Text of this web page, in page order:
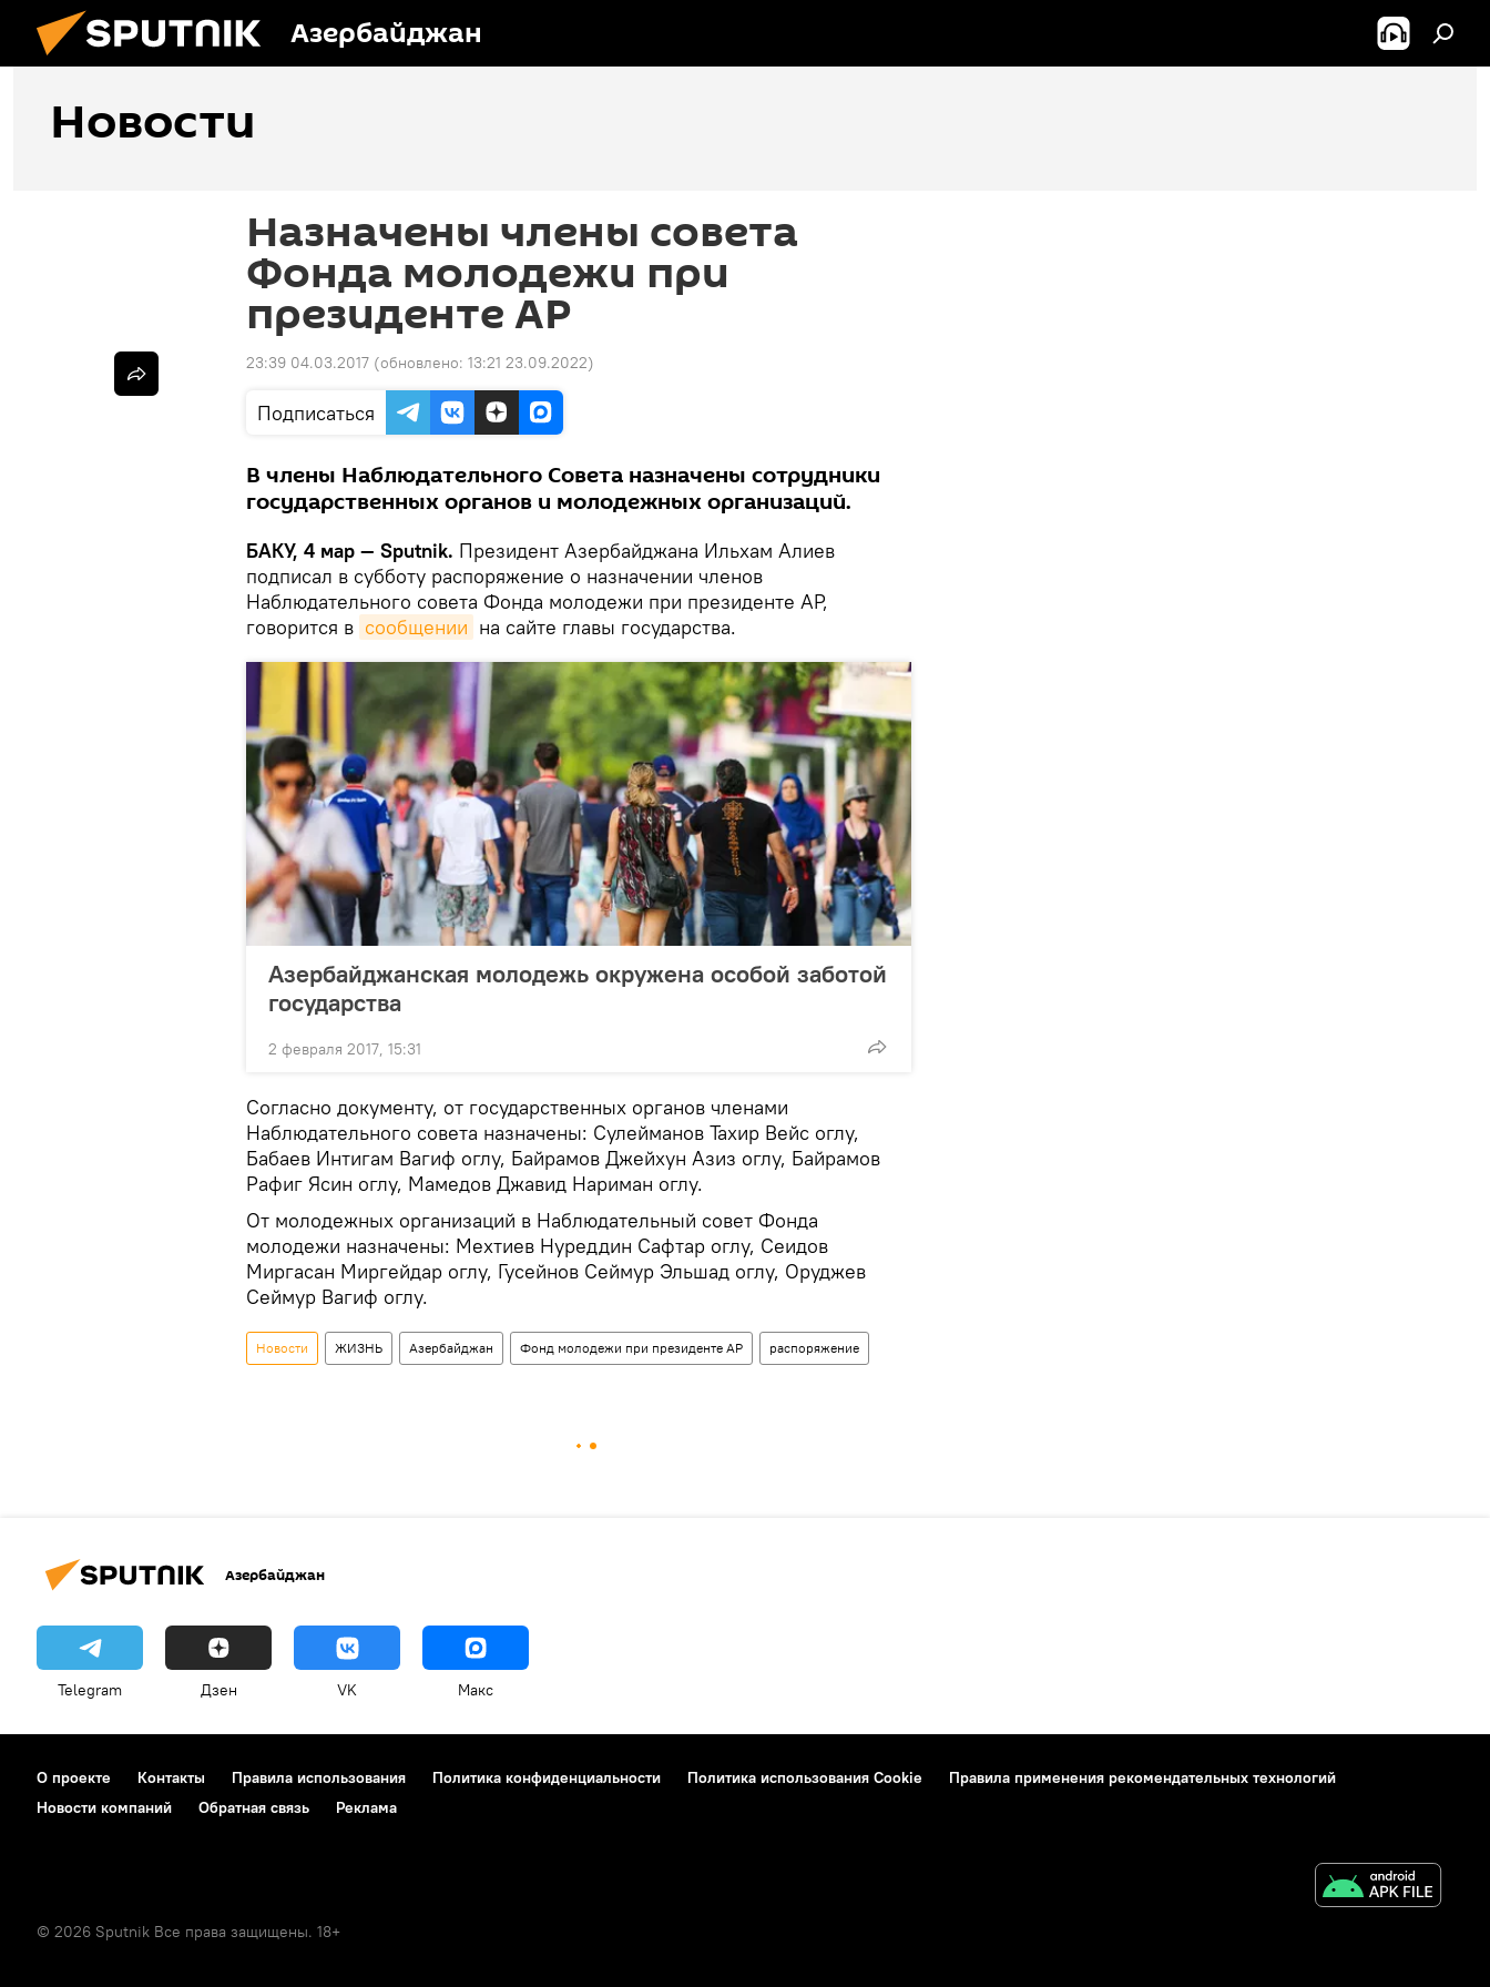
Азербайджан
Новости
Назначены члены совета
Фонда молодежи при
президенте АР
23:39 04.03.2017 (обновлено: 13:21 23.09.2022)
Подписаться
В члены Наблюдательного Совета назначены сотрудники
государственных органов и молодежных организаций.
БАКУ, 4 мар — Sputnik. Президент Азербайджана Ильхам Алиев
подписал в субботу распоряжение о назначении членов
Наблюдательного совета Фонда молодежи при президенте АР,
говорится в сообщении на сайте главы государства.
Азербайджанская молодежь окружена особой заботой
государства
2 февраля 2017, 15:31
Согласно документу, от государственных органов членами
Наблюдательного совета назначены: Сулейманов Тахир Вейс оглу,
Бабаев Интигам Вагиф оглу, Байрамов Джейхун Азиз оглу, Байрамов
Рафиг Ясин оглу, Мамедов Джавид Нариман оглу.
От молодежных организаций в Наблюдательный совет Фонда
молодежи назначены: Мехтиев Нуреддин Сафтар оглу, Сеидов
Миргасан Миргейдар оглу, Гусейнов Сеймур Эльшад оглу, Оруджев
Сеймур Вагиф оглу.
Новости ЖИЗНЬ Азербайджан Фонд молодежи при президенте АР распоряжение
Азербайджан
Telegram Дзен VK Макс
О проекте Контакты Правила использования Политика конфиденциальности Политика использования Cookie
Правила применения рекомендательных технологий
Новости компаний
Обратная связь Реклама
© 2026 Sputnik Все права защищены. 18+